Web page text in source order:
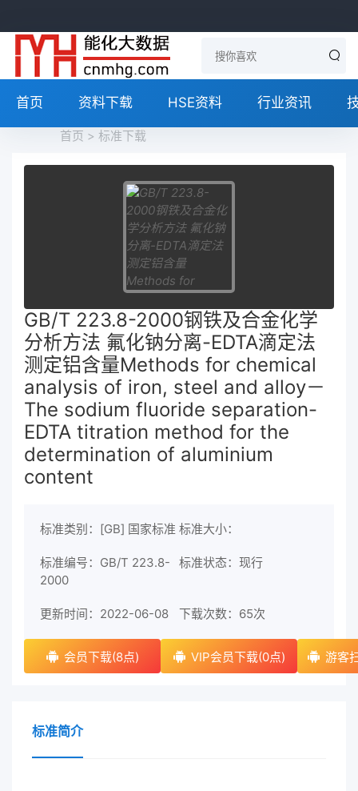
首页 资料下载 HSE资料 行业资讯
首页 > 标准下载
GB/T 223.8-2000钢铁及合金化学
分析方法 氟化钠分离-EDTA滴定法
测定铝含量Methods for chemical
analysis of iron, steel and alloy－
The sodium fluoride separation-
EDTA titration method for the
determination of aluminium
content
标准类别：[GB] 国家标准 标准大小：
标准编号：GB/T 223.8-
2000
标准状态：现行
更新时间：2022-06-08 下载次数： 65次
会员下载(8点) VIP会员下载(0点) 游客
标准简介